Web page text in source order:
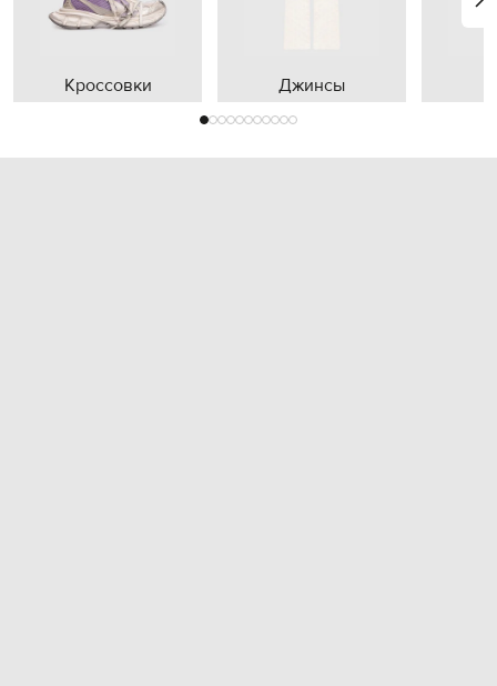
Кроссовки Джинсы